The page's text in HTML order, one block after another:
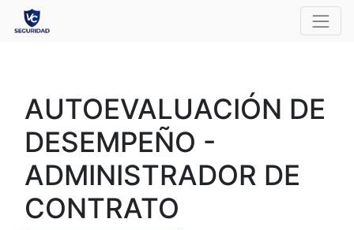
AUTOEVALUACIÓN DE
DESEMPEÑO -
ADMINISTRADOR DE
CONTRATO